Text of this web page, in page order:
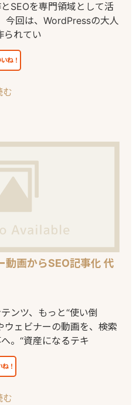
ね！
SEOを専門領域として活
今回は、WordPressの大人
られてい
む
画からSEO記事化 代
ね！
ンツ、もっと“使い倒
ウェビナーの動画を、検索
。“資産になるテキ
む